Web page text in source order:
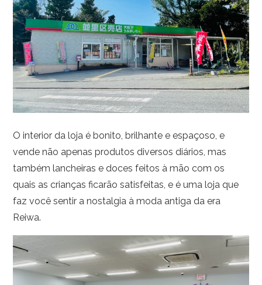
O interior da loja é bonito, brilhante e espaçoso, e
vende não apenas produtos diversos diários, mas
também lancheiras e doces feitos à mão com os
quais as crianças ficarão satisfeitas, e é uma loja que
faz você sentir a nostalgia à moda antiga da era
Reiwa.